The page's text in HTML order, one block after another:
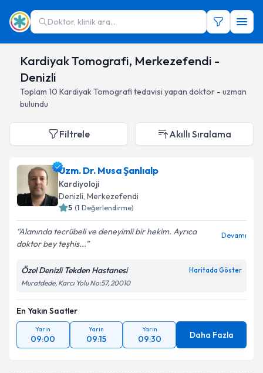
Doktor, klinik ara...
Kardiyak Tomografi, Merkezefendi -
Denizli
Toplam 10 Kardiyak Tomografi tedavisi yapan doktor - uzman
bulundu
Filtrele Akıllı Sıralama
Uzm. Dr. Musa Şanlıalp
Kardiyoloji
Denizli, Merkezefendi
5 (1 Değerlendirme)
Alanında tecrübeli ve deneyimli bir hekim. Ayrıca
doktor bey teşhis...
Devamı
Özel Denizli Tekden Hastanesi Haritada Göster
Muratdede, Karcı Yolu No:57, 20010
En Yakın Saatler
Yarın
09:00
Yarın
09:15
Yarın
09:30 Daha Fazla